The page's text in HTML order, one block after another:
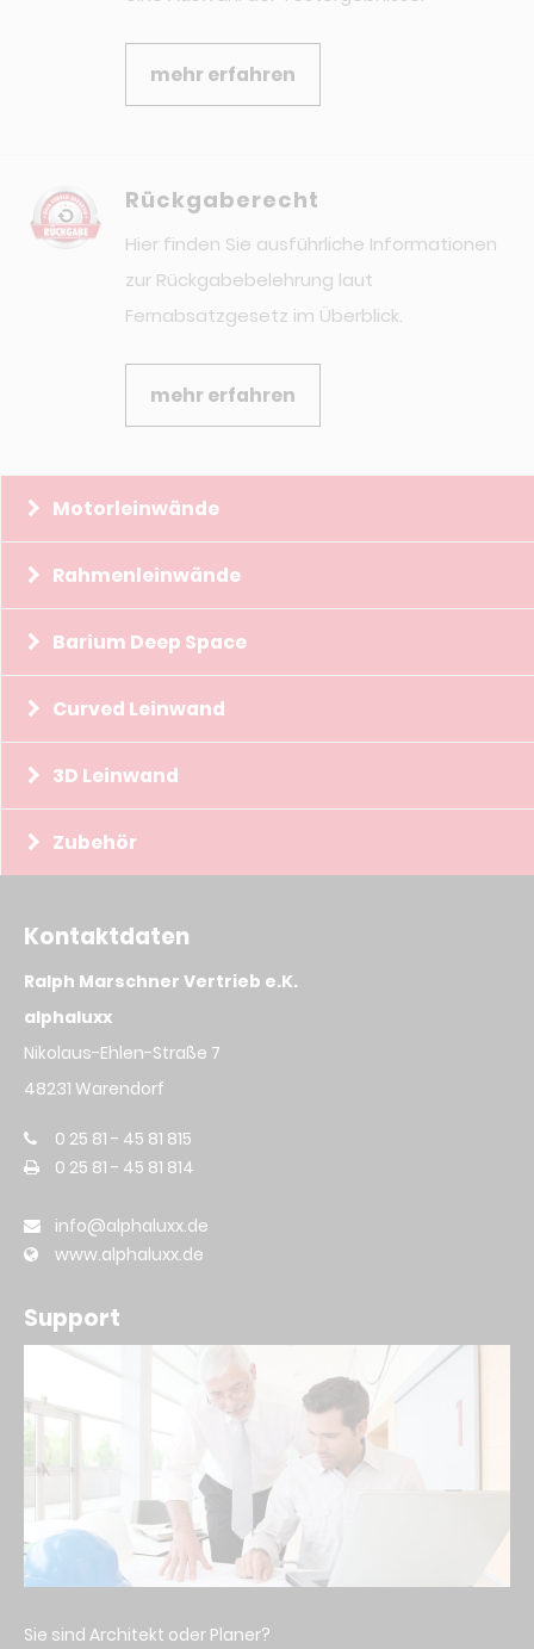
mehr erfahren
Rückgaberecht
Hier finden Sie ausführliche Informationen
zur Rückgabebelehrung laut
Fernabsatzgesetz im Überblick.
mehr erfahren
Motorleinwände
Rahmenleinwände
Barium Deep Space
Curved Leinwand
3D Leinwand
Zubehör
Kontaktdaten
Ralph Marschner Vertrieb e.K.
alphaluxx
Nikolaus-Ehlen-Straße 7
48231 Warendorf
0 25 81 - 45 81 815
0 25 81 - 45 81 814
info@alphaluxx.de
www.alphaluxx.de
Support
Sie sind Architekt oder Planer?